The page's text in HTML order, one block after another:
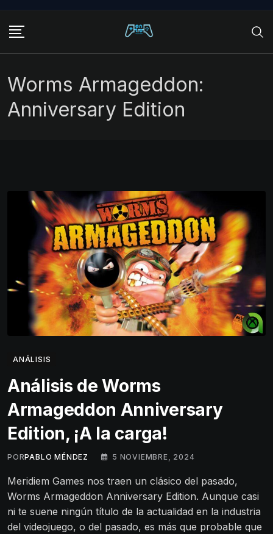
content
Worms Armageddon:
Anniversary Edition
ANÁLISIS
Análisis de Worms
Armageddon Anniversary
Edition, ¡A la carga!
PORPABLO MÉNDEZ 5 NOVIEMBRE, 2024
Meridiem Games nos traen un clásico del pasado,
Worms Armageddon Anniversary Edition. Aunque casi
ni te suene ningún título de la actualidad en la industria
del videojuego, o del pasado, es más que probable que